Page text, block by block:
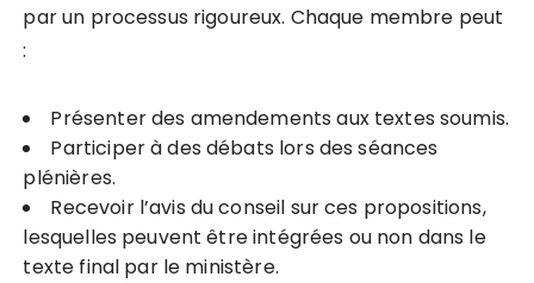
par un processus rigoureux. Chaque membre peut
:
Présenter des amendements aux textes soumis.
Participer à des débats lors des séances
plénières.
Recevoir l’avis du conseil sur ces propositions,
lesquelles peuvent être intégrées ou non dans le
texte final par le ministère.